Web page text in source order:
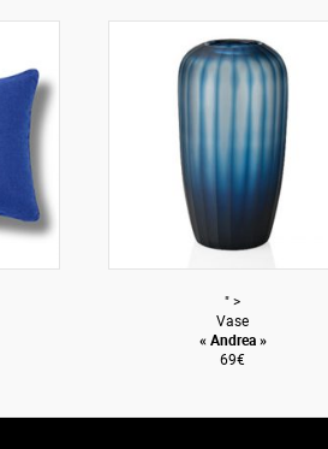
" >
Vase
« Andrea »
69€